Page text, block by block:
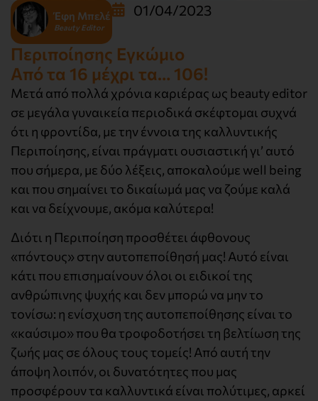
Έφη Μπελέ
Beauty Editor
01/04/2023
Περιποίησης Εγκώμιο
Από τα 16 μέχρι τα… 106!
Μετά από πολλά χρόνια καριέρας ως beauty editor
σε μεγάλα γυναικεία περιοδικά σκέφτομαι συχνά
ότι η φροντίδα, με την έννοια της καλλυντικής
Περιποίησης, είναι πράγματι ουσιαστική γι’ αυτό
που σήμερα, με δύο λέξεις, αποκαλούμε well being
και που σημαίνει το δικαίωμά μας να ζούμε καλά
και να δείχνουμε, ακόμα καλύτερα!
Διότι η Περιποίηση προσθέτει άφθονους
«πόντους» στην αυτοπεποίθησή μας! Αυτό είναι
κάτι που επισημαίνουν όλοι οι ειδικοί της
ανθρώπινης ψυχής και δεν μπορώ να μην το
τονίσω: η ενίσχυση της αυτοπεποίθησης είναι το
«καύσιμο» που θα τροφοδοτήσει τη βελτίωση της
ζωής μας σε όλους τους τομείς! Από αυτή την
άποψη λοιπόν, οι δυνατότητες που μας
προσφέρουν τα καλλυντικά είναι πολύτιμες, αρκεί